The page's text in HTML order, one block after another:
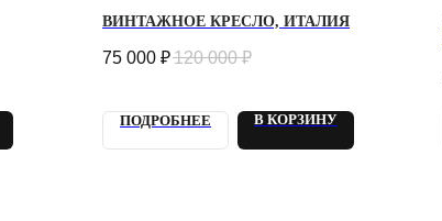
ВИНТАЖНОЕ КРЕСЛО, ИТАЛИЯ
75 000 ₽120 000 ₽
ПОДРОБНЕЕ В КОРЗИНУ